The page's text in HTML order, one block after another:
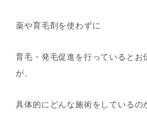
薬や育毛剤を使わずに
育毛・発毛促進を行っているとお
が、
具体的にどんな施術をしているの